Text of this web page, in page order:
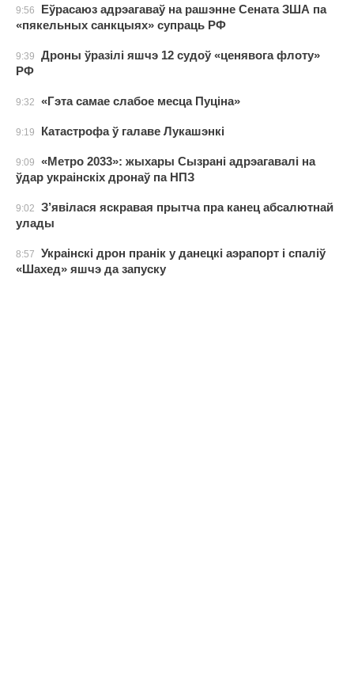
9:56
Еўрасаюз адрэагаваў на рашэнне Сената ЗША па
«пякельных санкцыях» супраць РФ
9:39
Дроны ўразілі яшчэ 12 судоў «ценявога флоту»
РФ
9:32 «Гэта самае слабое месца Пуціна»
9:19 Катастрофа ў галаве Лукашэнкі
9:09
«Метро 2033»: жыхары Сызрані адрэагавалі на
ўдар украінскіх дронаў па НПЗ
9:02
З’явілася яскравая прытча пра канец абсалютнай
улады
8:57
Украінскі дрон пранік у данецкі аэрапорт і спаліў
«Шахед» яшчэ да запуску